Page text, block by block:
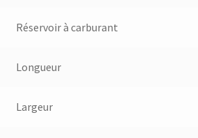
Réservoir à carburant
Longueur
Largeur